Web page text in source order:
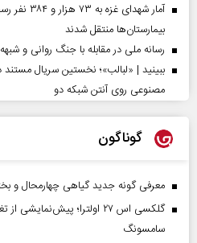
بیمارستان‌ها منتقل شدند
رسانه ملی در مقابله با جنگ روانی و
ببینید | «لبالب»؛ نخستین سریال
مصنوعی روی آنتن شبکه دو
گوناگون
معرفی گونه جدید گیاهی چهارمحال و
گلکسی اس ۲۷ اولترا؛
سامسونگ